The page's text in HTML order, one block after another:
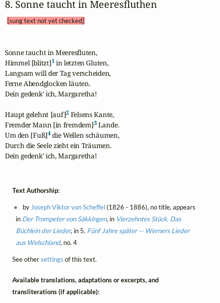
8. Sonne taucht in Meeresfluthen
[sung text not yet checked]
Sonne taucht in Meeresfluten,
Himmel [blitzt]1 in letzten Gluten,
Langsam will der Tag verscheiden,
Ferne Abendglocken läuten.
Dein gedenk' ich, Margaretha!
Haupt gelehnt [auf]2 Felsens Kante,
Fremder Mann [in fremdem]3 Lande.
Um den [Fuß]4 die Wellen schäumen,
Durch die Seele zieht ein Träumen.
Dein gedenk' ich, Margaretha!
Text Authorship:
by Joseph Viktor von Scheffel(1826 - 1886), no title, appears
in Der Trompeter von Säkkingen, in Vierzehntes Stück. Das
Büchlein der Lieder, in 5. Fünf Jahre später -- Werners Lieder
aus Welschland, no. 4
See othersettings of this text.
Available translations, adaptations or excerpts, and
transliterations (if applicable):